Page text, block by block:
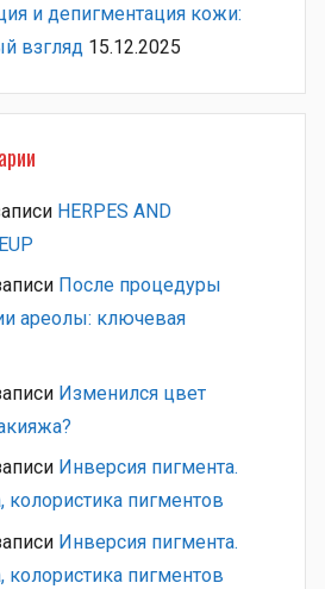
и депигментация кожи:
взгляд 15.12.2025
HERPES AND
После процедуры
ареолы: ключевая
Изменился цвет
Инверсия пигмента.
колористика пигментов
Инверсия пигмента.
колористика пигментов